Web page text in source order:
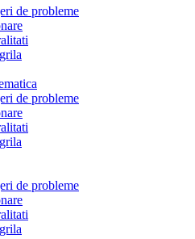
de probleme
de probleme
de probleme